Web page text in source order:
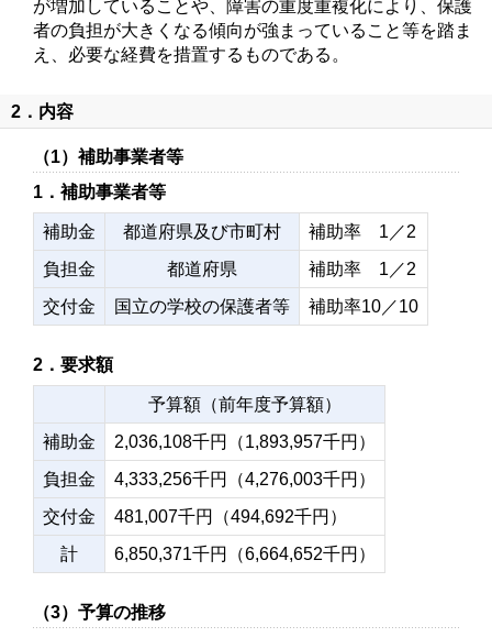
が増加していることや、障害の重度重複化により、保護
者の負担が大きくなる傾向が強まっていること等を踏ま
え、必要な経費を措置するものである。
2．内容
（1）補助事業者等
1．補助事業者等
補助金 都道府県及び市町村
補助率 1／2
負担金
都道府県
補助率 1／2
交付金
国立の学校の保護者等 補助率10／10
2．要求額
予算額（前年度予算額）
補助金
2,036,108千円（1,893,957千円）
負担金
4,333,256千円（4,276,003千円）
交付金
481,007千円（494,692千円）
計
6,850,371千円（6,664,652千円）
（3）予算の推移